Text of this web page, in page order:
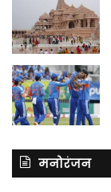
मनोरंजन